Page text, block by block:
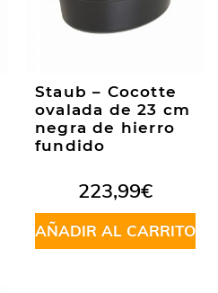
Staub – Cocotte
ovalada de 23 cm
negra de hierro
fundido
223,99€
AÑADIR AL CARRITO